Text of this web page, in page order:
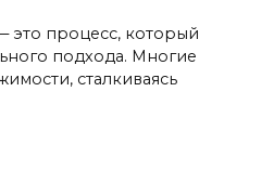
это процесс, который
подхода. Многие
сталкиваясь